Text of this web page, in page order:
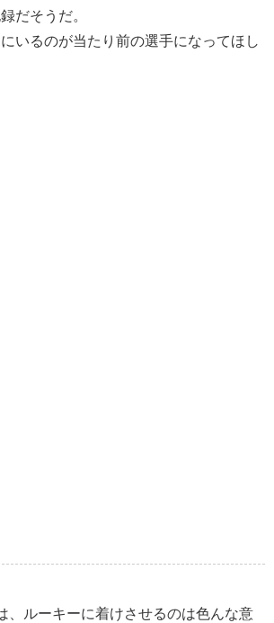
だそうだ。
いるのが当たり前の選手になってほし
、ルーキーに着けさせるのは色んな意